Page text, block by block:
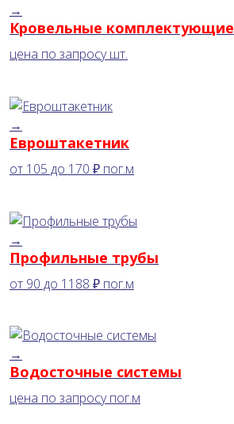
→
Кровельные комплектующие
цена по запросу шт.
→
Евроштакетник
от 105 до 170 ₽ пог.м
→
Профильные трубы
от 90 до 1188 ₽ пог.м
→
Водосточные системы
цена по запросу пог.м